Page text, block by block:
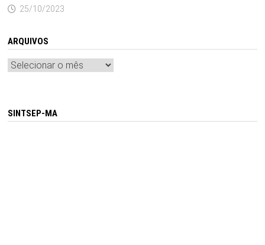
25/10/2023
ARQUIVOS
Arquivos
SINTSEP-MA